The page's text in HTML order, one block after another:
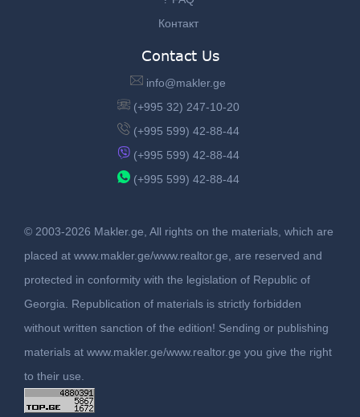
Контакт
Contact Us
info@makler.ge
(+995 32) 247-10-20
(+995 599) 42-88-44
(+995 599) 42-88-44
(+995 599) 42-88-44
© 2003-2026 Makler.ge, All rights on the materials, which are
placed at www.makler.ge/www.realtor.ge, are reserved and
protected in conformity with the legislation of Republic of
Georgia. Republication of materials is strictly forbidden
without written sanction of the edition! Sending or publishing
materials at www.makler.ge/www.realtor.ge you give the right
to their use.